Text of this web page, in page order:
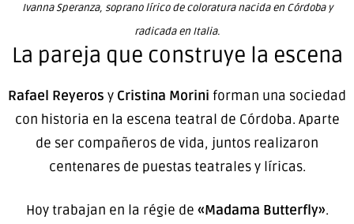
Ivanna Speranza, soprano lírico de coloratura nacida en Córdoba y
radicada en Italia.
La pareja que construye la escena
Rafael Reyeros y Cristina Morini forman una sociedad
con historia en la escena teatral de Córdoba. Aparte
de ser compañeros de vida, juntos realizaron
centenares de puestas teatrales y líricas.
Hoy trabajan en la régie de «Madama Butterfly».